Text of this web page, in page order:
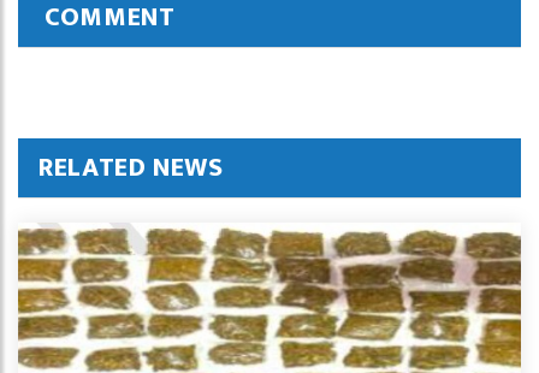
COMMENT
RELATED NEWS